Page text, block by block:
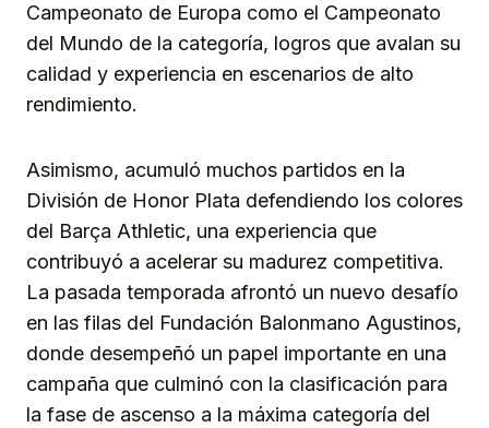
Campeonato de Europa como el Campeonato
del Mundo de la categoría, logros que avalan su
calidad y experiencia en escenarios de alto
rendimiento.
Asimismo, acumuló muchos partidos en la
División de Honor Plata defendiendo los colores
del Barça Athletic, una experiencia que
contribuyó a acelerar su madurez competitiva.
La pasada temporada afrontó un nuevo desafío
en las filas del Fundación Balonmano Agustinos,
donde desempeñó un papel importante en una
campaña que culminó con la clasificación para
la fase de ascenso a la máxima categoría del